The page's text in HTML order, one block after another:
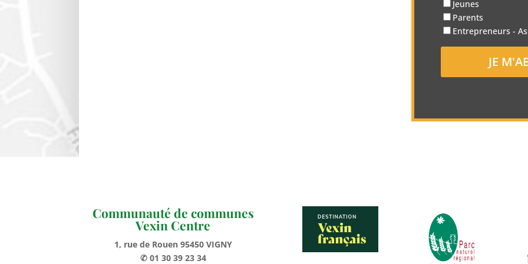
Jeunes
Parents
Entrepreneurs -
Communauté de communes
Vexin Centre
1, rue de Rouen 95450 VIGNY
✆ 01 30 39 23 34